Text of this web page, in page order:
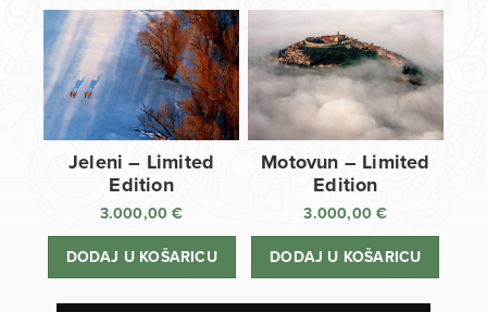
Jeleni – Limited
Edition
3.000,00€
DODAJ U KOŠARICU
Motovun – Limited
Edition
3.000,00€
DODAJ U KOŠARICU